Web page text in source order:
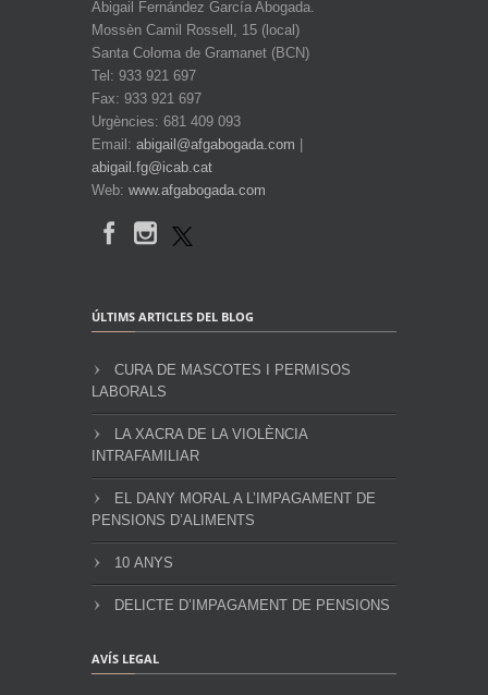
Abigail Fernández García Abogada.
Mossèn Camil Rossell, 15 (local)
Santa Coloma de Gramanet (BCN)
Tel: 933 921 697
Fax: 933 921 697
Urgències: 681 409 093
Email: abigail@afgabogada.com
abigail.fg@icab.cat
Web: www.afgabogada.com
ÚLTIMS ARTICLES DEL BLOG
CURA DE MASCOTES I PERMISOS
LABORALS
LA XACRA DE LA VIOLÈNCIA
INTRAFAMILIAR
EL DANY MORAL A L’IMPAGAMENT DE
PENSIONS D’ALIMENTS
10 ANYS
DELICTE D’IMPAGAMENT DE PENSIONS
AVÍS LEGAL